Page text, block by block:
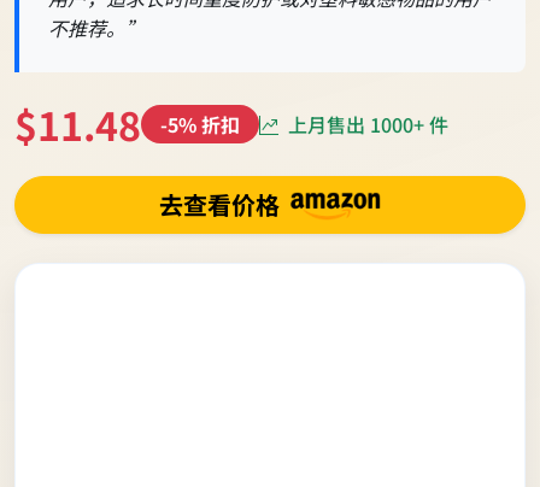
不推荐。”
$11.48 -5% 折扣 上月售出 1000+ 件
去查看价格